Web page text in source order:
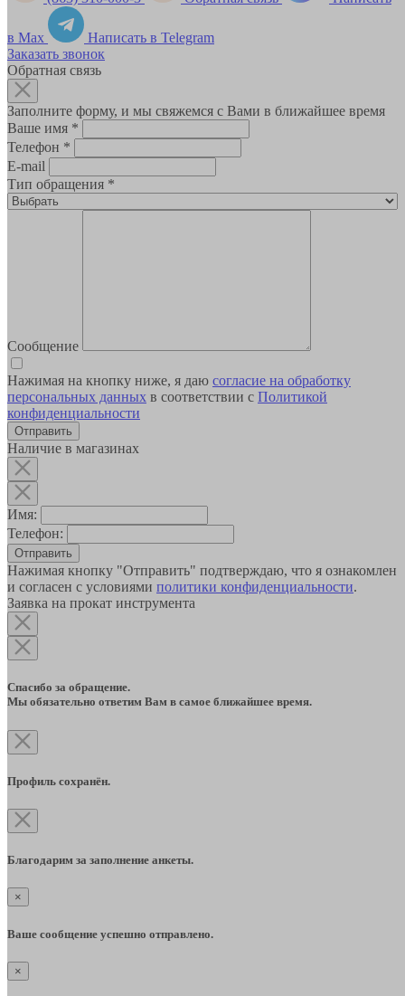
в Max
Написать в Telegram
Заказать звонок
Обратная связь
Заполните форму, и мы свяжемся с Вами в ближайшее время
Ваше имя *
Телефон *
E-mail
Тип обращения *
Сообщение
Нажимая на кнопку ниже, я даю согласие на обработку
персональных данных в соответствии с Политикой
конфиденциальности
Наличие в магазинах
Имя:
Телефон:
Отправить
Нажимая кнопку "Отправить" подтверждаю, что я ознакомлен
и согласен с условиями политики конфиденциальности.
Заявка на прокат инструмента
Спасибо за обращение.
Мы обязательно ответим Вам в самое ближайшее время.
Профиль сохранён.
Благодарим за заполнение анкеты.
×
Ваше сообщение успешно отправлено.
×